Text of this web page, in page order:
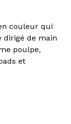
couleur qui
dirigé de main
poulpe,
et